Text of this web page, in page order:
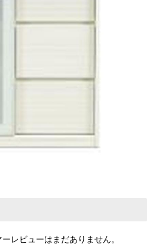
レビューはまだありません。